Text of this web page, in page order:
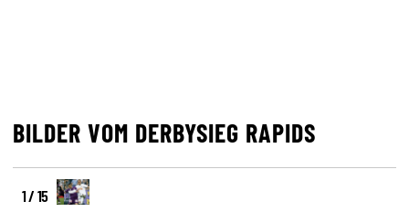
BILDER VOM DERBYSIEG RAPIDS
1 / 15